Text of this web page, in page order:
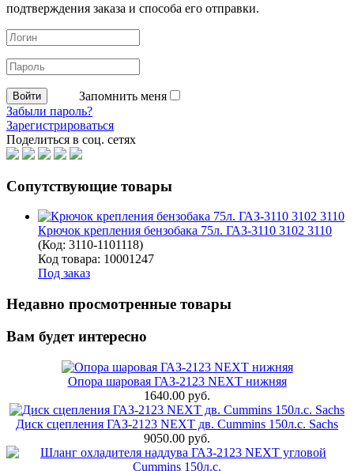
подтверждения заказа и способа его отправки.
Запомнить меня
Забыли пароль?
Зарегистрироваться
Поделиться в соц. сетях
Сопутствующие товары
Крючок крепления бензобака 75л. ГАЗ-3110 3102 3110
(Код: 3110-1101118)
Код товара: 10001247
Под заказ
Недавно просмотренные товары
Вам будет интересно
Опора шаровая ГАЗ-2123 NEXT нижняя
1640.00 руб.
Диск сцепления ГАЗ-2123 NEXT дв. Cummins 150л.с. Sachs
9050.00 руб.